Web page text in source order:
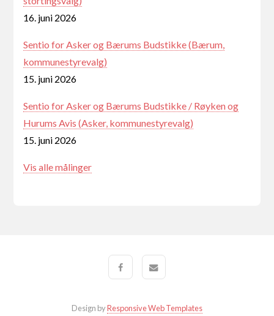
16. juni 2026
Sentio for Asker og Bærums Budstikke (Bærum,
kommunestyrevalg)
15. juni 2026
Sentio for Asker og Bærums Budstikke / Røyken og
Hurums Avis (Asker, kommunestyrevalg)
15. juni 2026
Vis alle målinger
Design byResponsive Web Templates